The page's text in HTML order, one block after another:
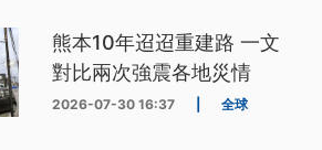
熊本10年迢迢重建路 一文
對比兩次強震各地災情
2026-07-30 16:37 全球